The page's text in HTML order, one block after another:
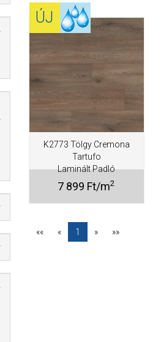
ÚJ
K2773 Tölgy Cremona
Tartufo
Laminált Padló
7 899 Ft/m2
«« « 1 » »»